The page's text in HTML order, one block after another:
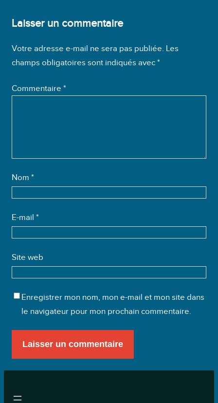
Laisser un commentaire
Votre adresse e-mail ne sera pas publiée. Les
champs obligatoires sont indiqués avec *
Commentaire *
Nom *
E-mail *
Site web
Enregistrer mon nom, mon e-mail et mon site dans
le navigateur pour mon prochain commentaire.